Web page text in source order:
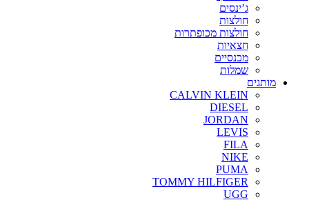
ג’ינסים
חולצות
חולצות מכופתרות
חצאיות
מכנסיים
שמלות
מותגים
CALVIN KLEIN
DIESEL
JORDAN
LEVIS
FILA
NIKE
PUMA
TOMMY HILFIGER
UGG